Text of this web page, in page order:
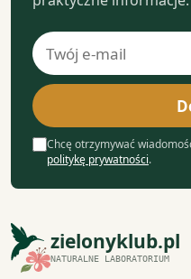
Adres
e-
mail
Chcę otrzymywać
politykę prywatności.
zielonyklub.pl
NATURALNE LABORATORIUM